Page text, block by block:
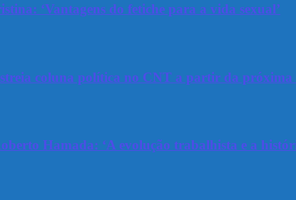
‘Vantagens do fetiche para a vida sexual’
coluna política no CNT a partir da próxima
Hamada: ‘A evolução trabalhista e a